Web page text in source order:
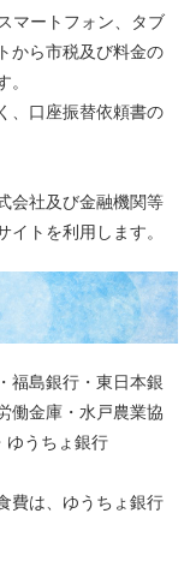
マートフォン、タブ
から市税及び料金の
、口座振替依頼書の
会社及び金融機関等
トを利用します。
福島銀行・東日本銀
働金庫・水戸農業協
ゆうちょ銀行
費は、ゆうちょ銀行